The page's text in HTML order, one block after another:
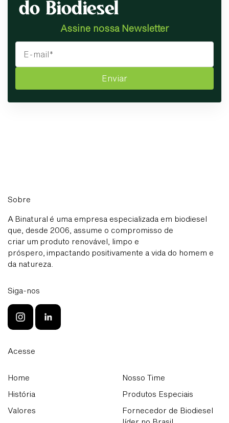
Assine nossa Newsletter
Enviar
Sobre
A Binatural é uma empresa especializada em biodiesel
que, desde 2006, assume o compromisso de
criar um produto renovável, limpo e
próspero, impactando positivamente a vida do homem e
da natureza.
Siga-nos
Acesse
Home
História
Valores
Nosso Time
Produtos Especiais
Fornecedor de Biodiesel